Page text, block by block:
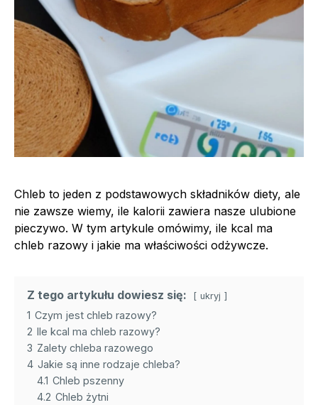
Chleb to jeden z podstawowych składników diety, ale
nie zawsze wiemy, ile kalorii zawiera nasze ulubione
pieczywo. W tym artykule omówimy, ile kcal ma
chleb razowy i jakie ma właściwości odżywcze.
Z tego artykułu dowiesz się: ukryj
1 Czym jest chleb razowy?
2 Ile kcal ma chleb razowy?
3 Zalety chleba razowego
4 Jakie są inne rodzaje chleba?
4.1 Chleb pszenny
4.2 Chleb żytni